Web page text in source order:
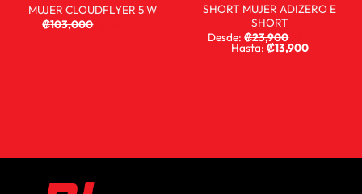
MUJER CLOUDFLYER 5 W
₡103,000
SHORT MUJER ADIZERO E
SHORT
Desde:₡23,900
Hasta:₡13,900